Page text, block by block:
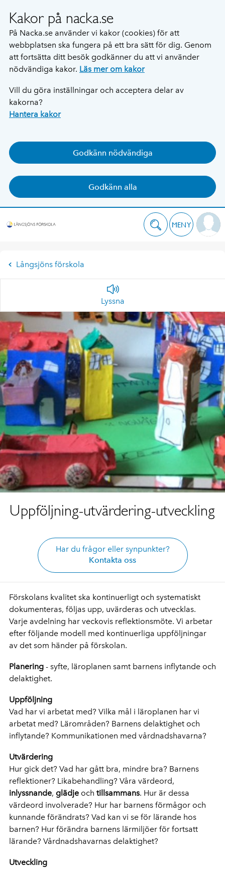
Kakor på nacka.se
På Nacka.se använder vi kakor (cookies) för att
webbplatsen ska fungera på ett bra sätt för dig. Genom
att fortsätta ditt besök godkänner du att vi använder
nödvändiga kakor. Läs mer om kakor
Vill du göra inställningar och acceptera delar av
kakorna?
Hantera kakor
Godkänn nödvändiga
Godkänn alla
MENY
Långsjöns förskola
Lyssna
Uppföljning-utvärdering-utveckling
Har du frågor eller synpunkter?
Kontakta oss
Förskolans kvalitet ska kontinuerligt och systematiskt
dokumenteras, följas upp, uvärderas och utvecklas.
Varje avdelning har veckovis reflektionsmöte. Vi arbetar
efter följande modell med kontinuerliga uppföljningar
av det som händer på förskolan.
Planering - syfte, läroplanen samt barnens inflytande och
delaktighet.
Uppföljning
Vad har vi arbetat med? Vilka mål i läroplanen har vi
arbetat med? Lärområden? Barnens delaktighet och
inflytande? Kommunikationen med vårdnadshavarna?
Utvärdering
Hur gick det? Vad har gått bra, mindre bra? Barnens
reflektioner? Likabehandling? Våra värdeord,
inlyssnande, glädje och tillsammans. Hur är dessa
värdeord involverade? Hur har barnens förmågor och
kunnande förändrats? Vad kan vi se för lärande hos
barnen? Hur förändra barnens lärmiljöer för fortsatt
lärande? Vårdnadshavarnas delaktighet?
Utveckling